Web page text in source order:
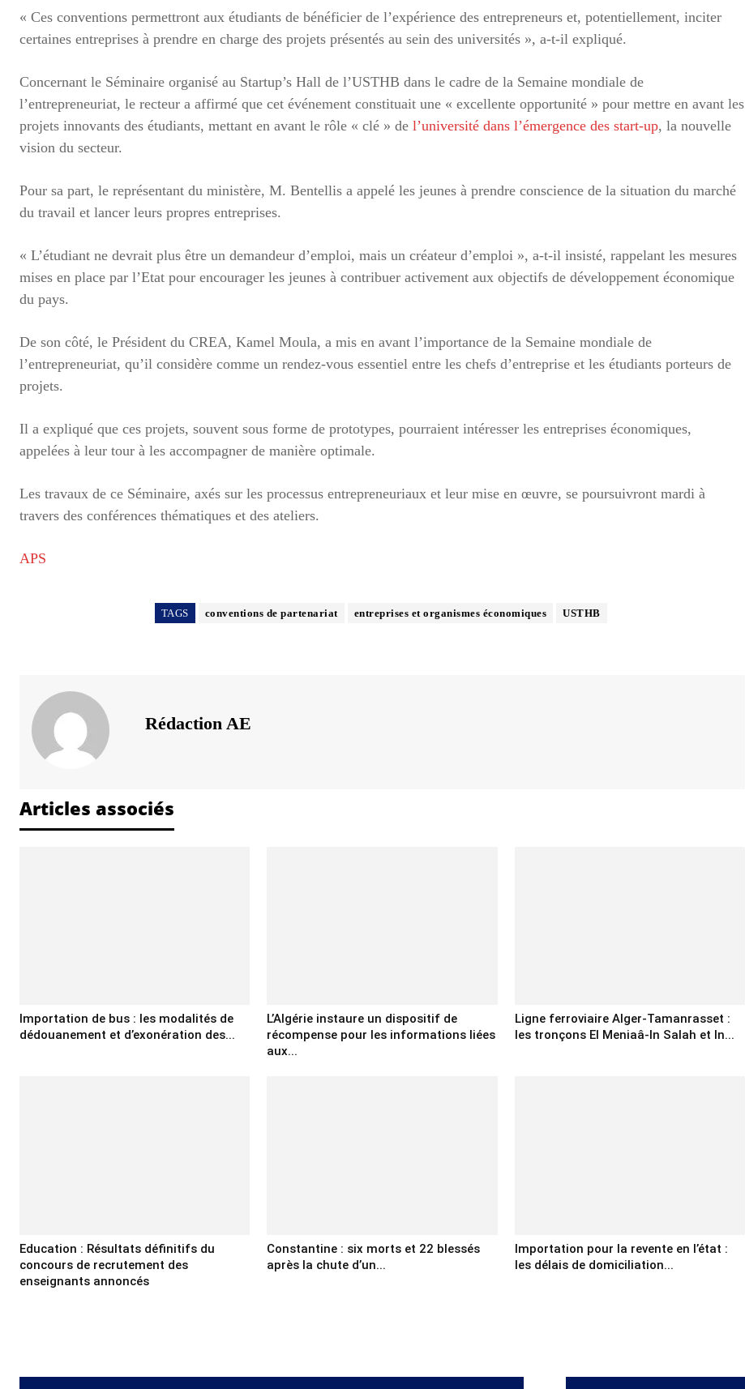
« Ces conventions permettront aux étudiants de bénéficier de l’expérience des entrepreneurs et, potentiellement, inciter
certaines entreprises à prendre en charge des projets présentés au sein des universités », a-t-il expliqué.
Concernant le Séminaire organisé au Startup’s Hall de l’USTHB dans le cadre de la Semaine mondiale de
l’entrepreneuriat, le recteur a affirmé que cet événement constituait une « excellente opportunité » pour mettre en avant les
projets innovants des étudiants, mettant en avant le rôle « clé » de l’université dans l’émergence des start-up, la nouvelle
vision du secteur.
Pour sa part, le représentant du ministère, M. Bentellis a appelé les jeunes à prendre conscience de la situation du marché
du travail et lancer leurs propres entreprises.
« L’étudiant ne devrait plus être un demandeur d’emploi, mais un créateur d’emploi », a-t-il insisté, rappelant les mesures
mises en place par l’Etat pour encourager les jeunes à contribuer activement aux objectifs de développement économique
du pays.
De son côté, le Président du CREA, Kamel Moula, a mis en avant l’importance de la Semaine mondiale de
l’entrepreneuriat, qu’il considère comme un rendez-vous essentiel entre les chefs d’entreprise et les étudiants porteurs de
projets.
Il a expliqué que ces projets, souvent sous forme de prototypes, pourraient intéresser les entreprises économiques,
appelées à leur tour à les accompagner de manière optimale.
Les travaux de ce Séminaire, axés sur les processus entrepreneuriaux et leur mise en œuvre, se poursuivront mardi à
travers des conférences thématiques et des ateliers.
APS
TAGS conventions de partenariat entreprises et organismes économiques USTHB
Rédaction AE
Articles associés
Importation de bus : les modalités de
dédouanement et d’exonération des...
L’Algérie instaure un dispositif de
récompense pour les informations liées
aux...
Ligne ferroviaire Alger-Tamanrasset :
les tronçons El Meniaâ-In Salah et In...
Education : Résultats définitifs du
concours de recrutement des
enseignants annoncés
Constantine : six morts et 22 blessés
après la chute d’un...
Importation pour la revente en l’état :
les délais de domiciliation...